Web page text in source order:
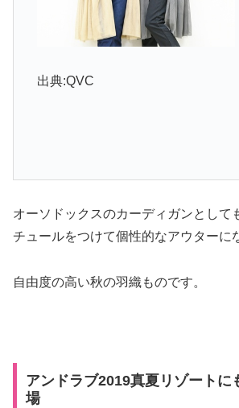
出典:QVC
オーソドックスのカーディガンとして
チュールをつけて個性的なアウターに
自由度の高い秋の羽織ものです。
アンドラブ2019真夏リゾートに
場